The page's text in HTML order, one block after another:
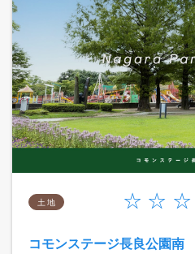
土 地
コモンステージ長良公園南